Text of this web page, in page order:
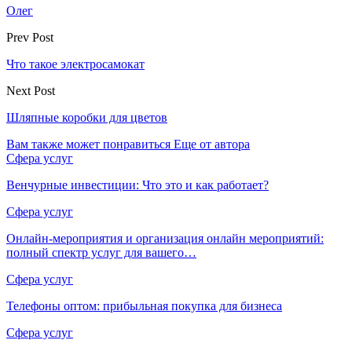
Олег
Prev Post
Что такое электросамокат
Next Post
Шляпные коробки для цветов
Вам также может понравиться Еще от автора
Сфера услуг
Венчурные инвестиции: Что это и как работает?
Сфера услуг
Онлайн-мероприятия и организация онлайн мероприятий:
полный спектр услуг для вашего…
Сфера услуг
Телефоны оптом: прибыльная покупка для бизнеса
Сфера услуг